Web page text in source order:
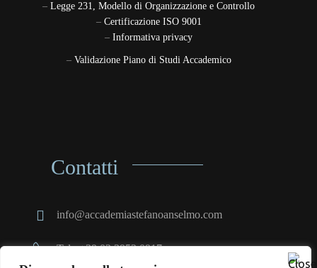
– Legge 231, Modello di Organizzazione e Controllo
– Certificazione ISO 9001
– Informativa privacy
– Validazione Piano di Studi Accademico
Contatti
info@accademiastefanoanselmo.com
Tel.: +39.02.3952.0917